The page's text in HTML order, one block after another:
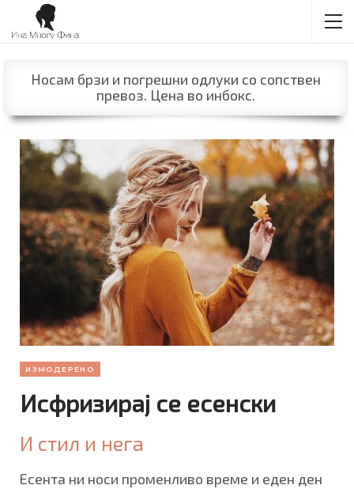
Носам брзи и погрешни одлуки со сопствен
превоз. Цена во инбокс.
ИЗМОДЕРЕНО
Исфризирај се есенски
И стил и нега
Есента ни носи променливо време и еден ден